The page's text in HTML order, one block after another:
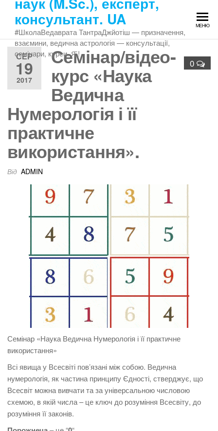
Перейти
змістуконсультант. UA
#ШколаВедаврата ТантраДжйотіш — призначення,
взаємини, ведична астрологія — консультації,
семінари, курси. Ԙ!
МЕНЮ
СЕР
19
2017
0
Семінар/відео-
курс «Наука
Ведична
Нумерологія і її
практичне
використання».
Від ADMIN
Семінар «Наука Ведична Нумерологія і її практичне
використання»
Всі явища у Всесвіті пов’язані між собою. Ведична
нумерологія, як частина принципу Єдності, стверджує, що
Всесвіт можна вивчати та за універсальною числовою
схемою, в якій числа – це ключ до розуміння Всесвіту, до
розуміння її законів.